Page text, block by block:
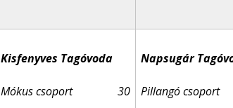
Kisfenyves Tagóvoda
Mókus csoport 30
Napsugár
Pillangó